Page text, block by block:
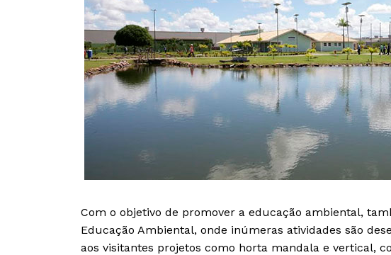
Com o objetivo de promover a educação ambiental,
Educação Ambiental, onde inúmeras atividades são
aos visitantes projetos como horta mandala e vertical,